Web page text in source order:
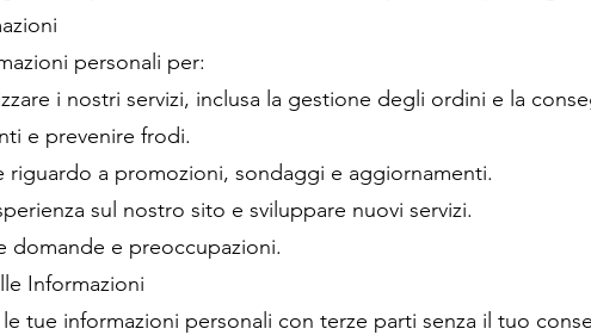
personali per:
i nostri servizi, inclusa la gestione degli ordini e la
e prevenire frodi.
riguardo a promozioni, sondaggi e aggiornamenti.
sul nostro sito e sviluppare nuovi servizi.
domande e preoccupazioni.
Informazioni
tue informazioni personali con terze parti senza il tuo